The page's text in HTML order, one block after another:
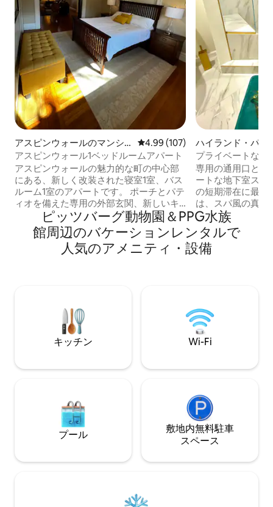
アスピンウォールのマンシ
ョン・アパート
レビュー107件、5つ星中4.99つ
4.99 (107)
アスピンウォール1ベッドルームアパート
アスピンウォールの魅力的な町の中心部
にある、新しく改装された寝室1室、バス
ルーム1室のアパートです。 ポーチとパテ
ィオを備えた専用の外部玄関、新しいキ
ッチン、オリジナルのハードウッドフロ
ーリング、改装済みのバスルーム、装飾
的な暖炉と50インチスマートテレビを備
えたリビング/ダイニングルーム、クイー
なビジネスストリートから2ブロック、
UPMCセントマーガレット病院とリバー
フロントパークの両方まで徒歩10分以内
ハイランド・パー
トスイート
プライベートな豪
ルーム • 駐車場2
専用の通用口と洗
ートな地下室スイ
の短期滞在に最適です。 お
は、スパ風の真新
このバスルームに
ド、手持ち式シ
ディジェット（
ークインシャワー
い。専用駐車場（
用の必需品（ミニ
コーヒーメーカー
ピッツバーグ動物園＆PPG水族
館⁠周⁠辺⁠のバ⁠ケ⁠ー⁠シ⁠ョ⁠ン⁠レ⁠ン⁠タ⁠ル⁠で
人⁠気⁠のア⁠メ⁠ニ⁠テ⁠ィ⁠・⁠設⁠備
キッチン Wi-Fi
プール
敷地内無料駐⁠車
ス⁠ペ⁠ー⁠ス